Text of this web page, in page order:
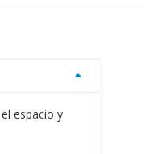
los
sugiere revisar
arrow_drop_down
espacio y